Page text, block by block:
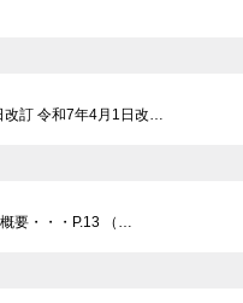
訂 令和7年4月1日改…
要・・・P.13 （…